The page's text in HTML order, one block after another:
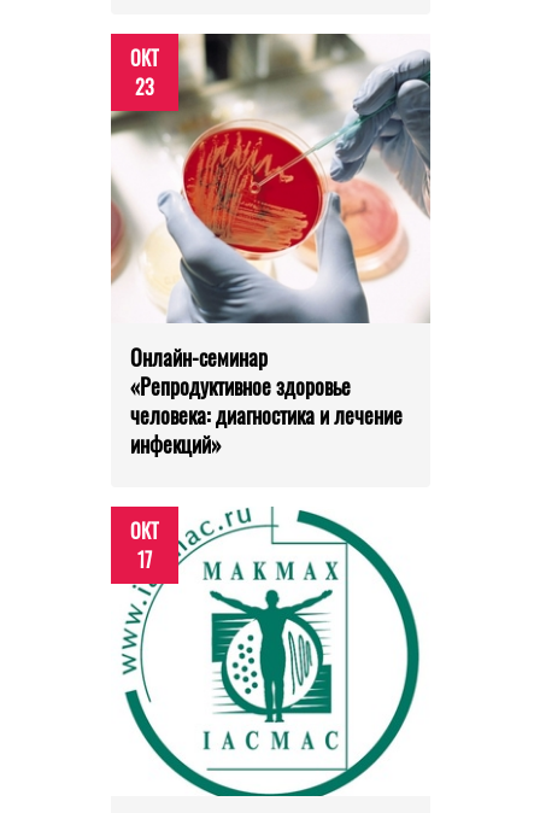
ОКТ
23
Онлайн-семинар
«Репродуктивное здоровье
человека: диагностика и лечение
инфекций»
ОКТ
17